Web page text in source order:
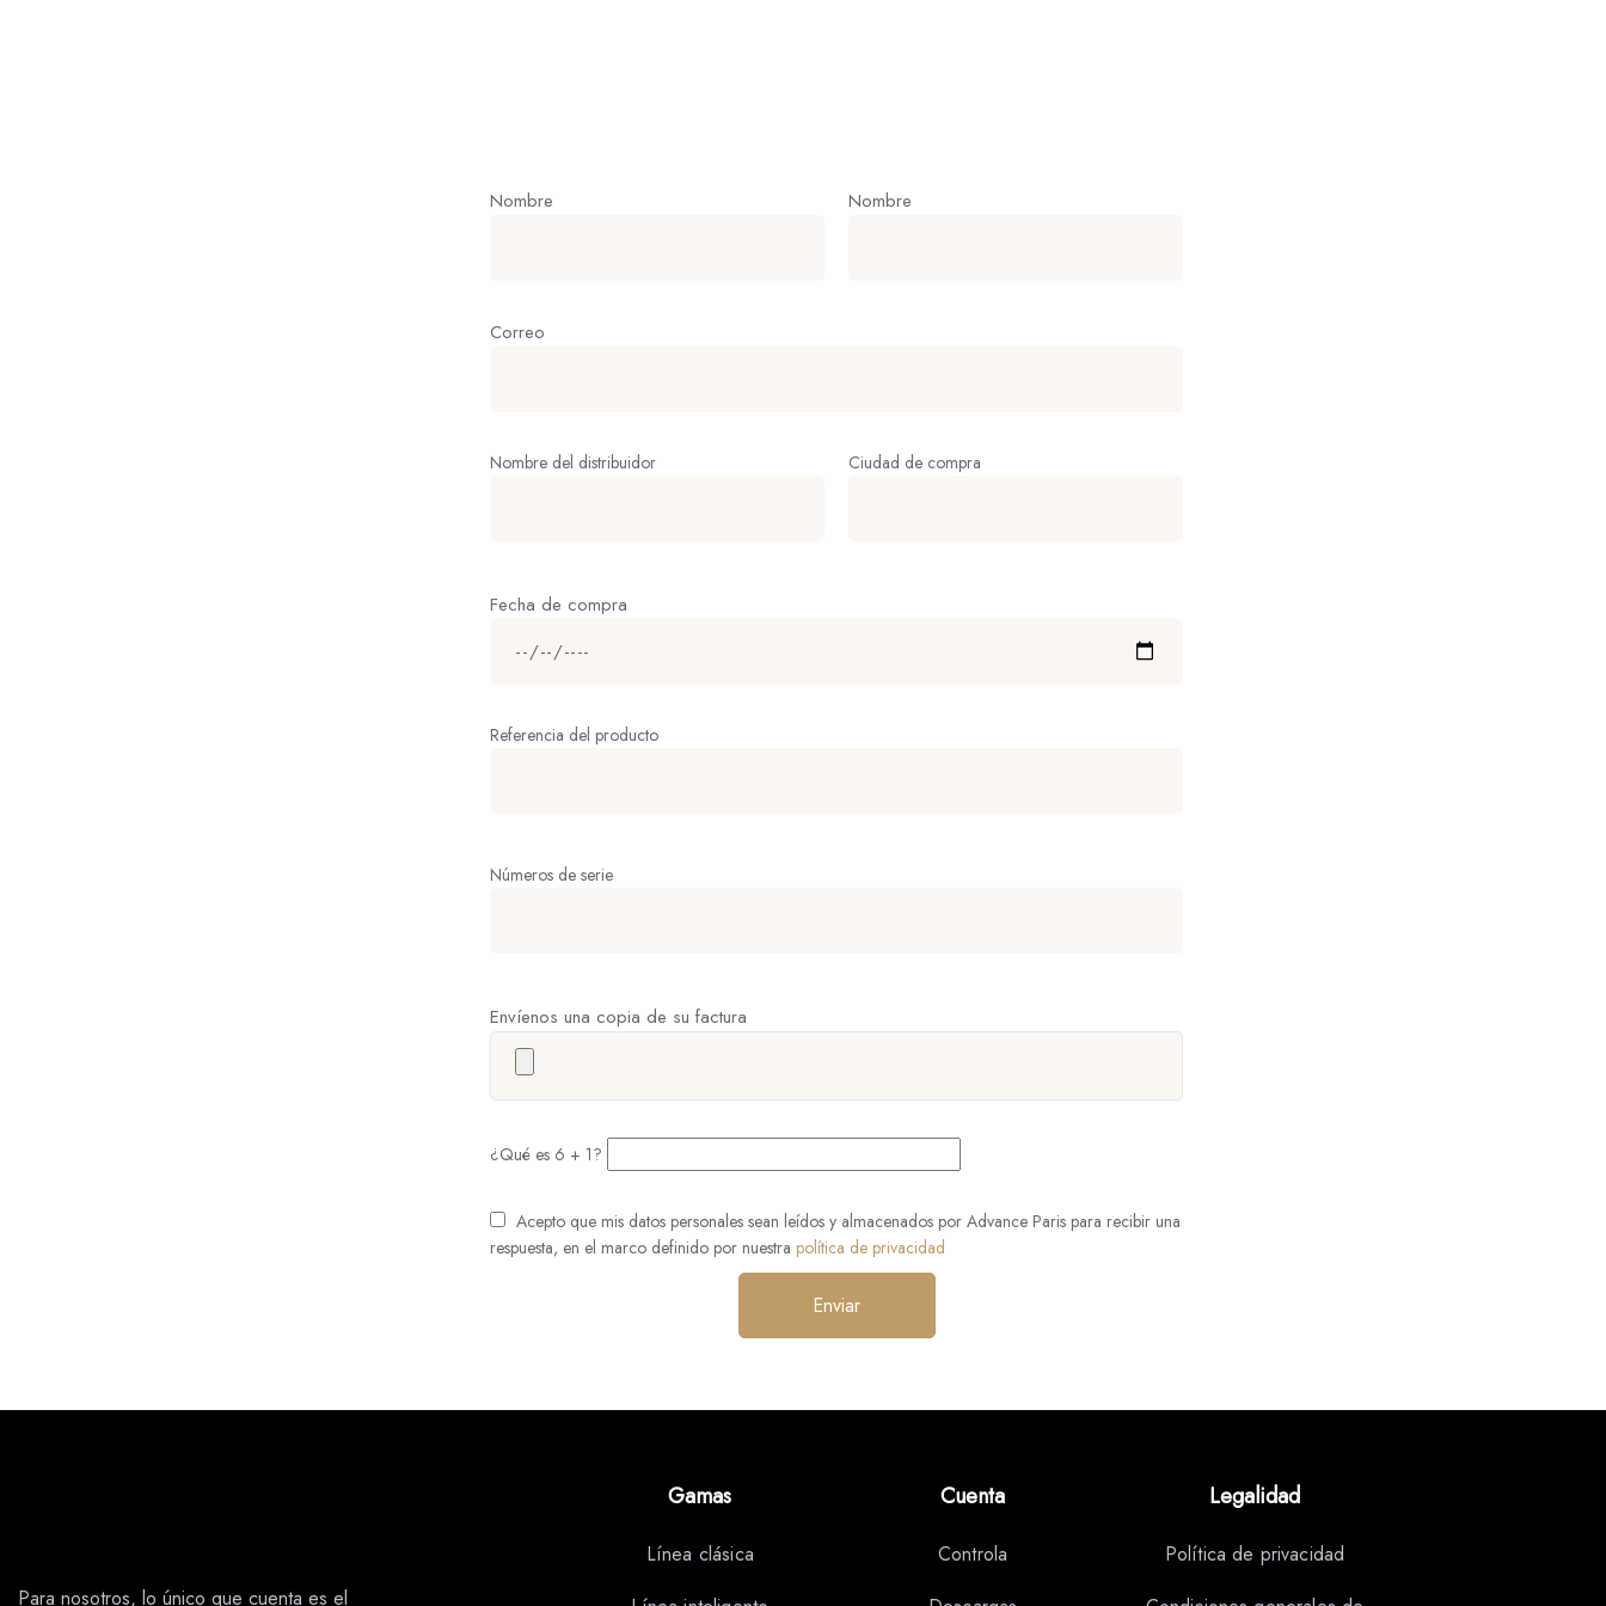
Nombre Nombre
Correo
Nombre del distribuidor Ciudad de compra
Fecha de compra
Referencia del producto
Números de serie
Envíenos una copia de su factura
¿Qué es 6 + 1?
Acepto que mis datos personales sean leídos y almacenados por Advance Paris para recibir una
respuesta, en el marco definido por nuestra política de privacidad
Para nosotros, lo único que cuenta es el
Gamas
Línea clásica
Cuenta
Controla
Legalidad
Política de privacidad